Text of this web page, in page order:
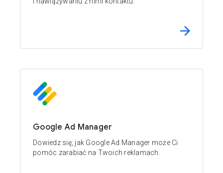
Google Ad Manager
Dowiedz się, jak Google Ad Manager może Ci
pomóc zarabiać na Twoich reklamach.